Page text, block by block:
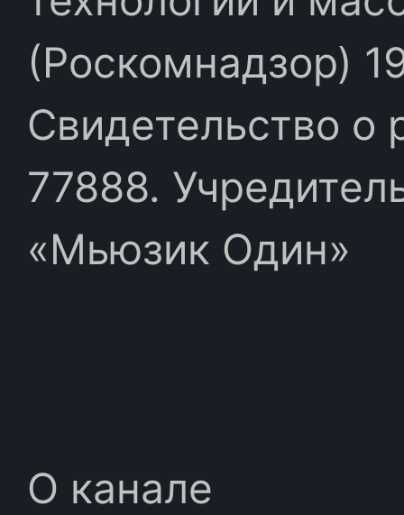
(Роскомнадзор)
Свидетельство
77888.
«Мьюзик Один»
О канале